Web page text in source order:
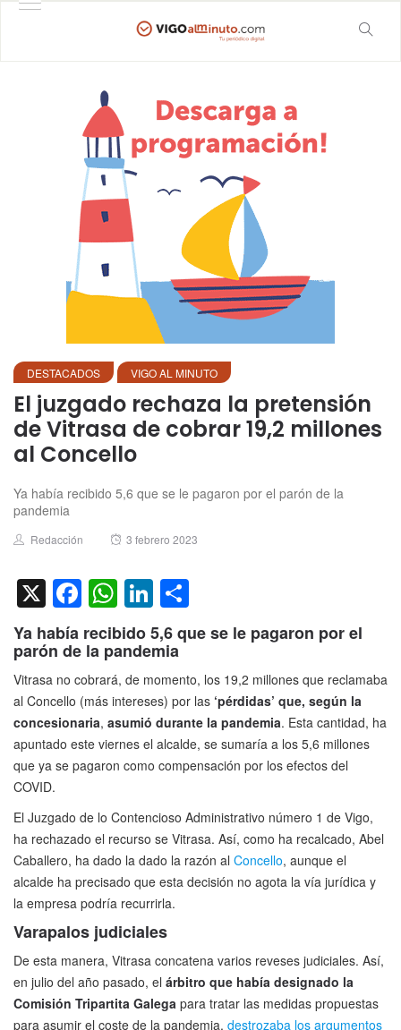
DESTACADOS VIGO AL MINUTO
El juzgado rechaza la pretensión
de Vitrasa de cobrar 19,2 millones
al Concello
Ya había recibido 5,6 que se le pagaron por el parón de la
pandemia
Author
Redacción
Posted
3 febrero 2023
X Facebook
WhatsApp
LinkedIn
Ya había recibido 5,6 que se le pagaron por el
parón de la pandemia
Vitrasa no cobrará, de momento, los 19,2 millones que reclamaba
al Concello (más intereses) por las ‘pérdidas’ que, según la
concesionaria, asumió durante la pandemia. Esta cantidad, ha
apuntado este viernes el alcalde, se sumaría a los 5,6 millones
que ya se pagaron como compensación por los efectos del
COVID.
El Juzgado de lo Contencioso Administrativo número 1 de Vigo,
ha rechazado el recurso se Vitrasa. Así, como ha recalcado, Abel
Caballero, ha dado la dado la razón al Concello, aunque el
alcalde ha precisado que esta decisión no agota la vía jurídica y
la empresa podría recurrirla.
Varapalos judiciales
De esta manera, Vitrasa concatena varios reveses judiciales. Así,
en julio del año pasado, el árbitro que había designado la
Comisión Tripartita Galega para tratar las medidas propuestas
para asumir el coste de la pandemia, destrozaba los argumentos